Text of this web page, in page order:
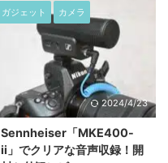
ガジェット カメラ
2024/4/23
Sennheiser「MKE400-
ii」でクリアな音声収録！開